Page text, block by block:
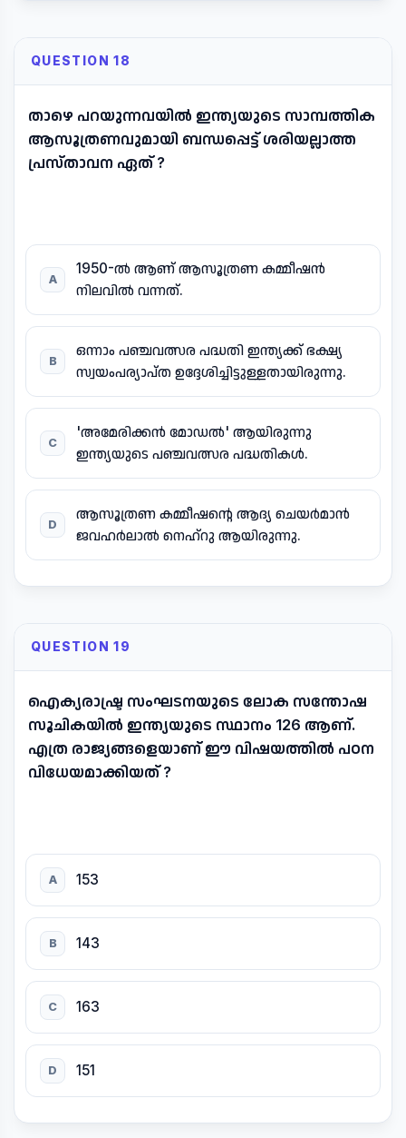
QUESTION 18
താഴെ പറയുന്നവയിൽ ഇന്ത്യയുടെ സാമ്പത്തിക
ആസൂത്രണവുമായി ബന്ധപ്പെട്ട് ശരിയല്ലാത്ത
പ്രസ്താവന ഏത് ?
A
1950-ൽ ആണ് ആസൂത്രണ കമ്മീഷൻ
നിലവിൽ വന്നത്.
B
ഒന്നാം പഞ്ചവത്സര പദ്ധതി ഇന്ത്യക്ക് ഭക്ഷ്യ
സ്വയംപര്യാപ്ത ഉദ്ദേശിച്ചിട്ടുള്ളതായിരുന്നു.
C
'അമേരിക്കൻ മോഡൽ' ആയിരുന്നു
ഇന്ത്യയുടെ പഞ്ചവത്സര പദ്ധതികൾ.
D
ആസൂത്രണ കമ്മീഷന്റെ ആദ്യ ചെയർമാൻ
ജവഹർലാൽ നെഹ്റു ആയിരുന്നു.
QUESTION 19
ഐക്യരാഷ്ട്ര സംഘടനയുടെ ലോക സന്തോഷ
സൂചികയിൽ ഇന്ത്യയുടെ സ്ഥാനം 126 ആണ്.
എത്ര രാജ്യങ്ങളെയാണ് ഈ വിഷയത്തിൽ പഠന
വിധേയമാക്കിയത് ?
A 153
B 143
C 163
D 151